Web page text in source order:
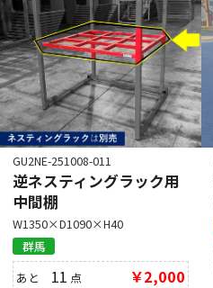
GU2NE-251008-011
逆ネスティングラック用
中間棚
W1350×D1090×H40
群馬
あと 11 点 ￥2,000